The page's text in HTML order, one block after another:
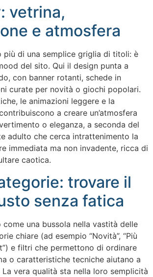
vetrina,
e atmosfera
più di una semplice griglia di titoli: è
del sito. Qui il design punta a
con banner rotanti, schede in
curate per novità o giochi popolari.
le animazioni leggere e la
a creare un’atmosfera
o eleganza, a seconda del
adulto che cerca intrattenimento la
immediata ma non invadente, ricca di
caotica.
trovare il
senza fatica
una bussola nella vastità delle
chiare (ad esempio “Novità”, “Più
e filtri che permettono di ordinare
o caratteristiche tecniche aiutano a
vera qualità sta nella loro semplicità